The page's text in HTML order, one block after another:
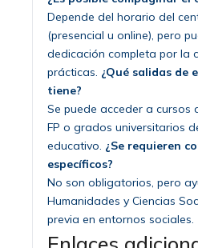
Depende del horario del
(presencial u online), pero
dedicación completa por la
prácticas. ¿Qué salidas de
tiene?
Se puede acceder a cursos
FP o grados universitarios
educativo. ¿Se requieren
específicos?
No son obligatorios, pero
Humanidades y Ciencias
previa en entornos sociales.